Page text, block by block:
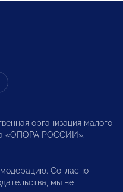
организация малого
«ОПОРА РОССИИ».
Согласно
мы не